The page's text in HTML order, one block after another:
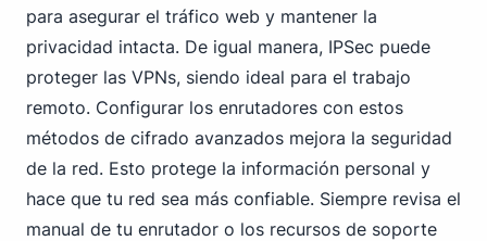
para asegurar el tráfico web y mantener la
privacidad intacta. De igual manera, IPSec puede
proteger las VPNs, siendo ideal para el trabajo
remoto. Configurar los enrutadores con estos
métodos de cifrado avanzados mejora la seguridad
de la red. Esto protege la información personal y
hace que tu red sea más confiable. Siempre revisa el
manual de tu enrutador o los recursos de soporte